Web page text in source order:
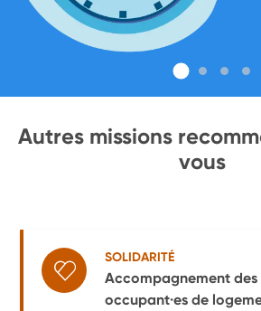
Autres missions
vous
SOLIDARITÉ
Accompagnement des
occupant·es de